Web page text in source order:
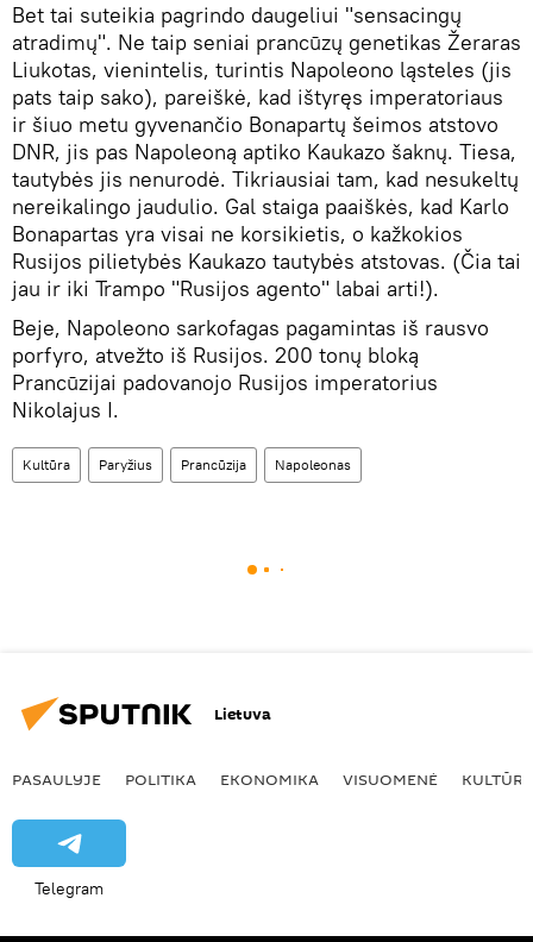
Bet tai suteikia pagrindo daugeliui "sensacingų
atradimų". Ne taip seniai prancūzų genetikas Žeraras
Liukotas, vienintelis, turintis Napoleono ląsteles (jis
pats taip sako), pareiškė, kad ištyręs imperatoriaus
ir šiuo metu gyvenančio Bonapartų šeimos atstovo
DNR, jis pas Napoleoną aptiko Kaukazo šaknų. Tiesa,
tautybės jis nenurodė. Tikriausiai tam, kad nesukeltų
nereikalingo jaudulio. Gal staiga paaiškės, kad Karlo
Bonapartas yra visai ne korsikietis, o kažkokios
Rusijos pilietybės Kaukazo tautybės atstovas. (Čia tai
jau ir iki Trampo "Rusijos agento" labai arti!).
Beje, Napoleono sarkofagas pagamintas iš rausvo
porfyro, atvežto iš Rusijos. 200 tonų bloką
Prancūzijai padovanojo Rusijos imperatorius
Nikolajus I.
Kultūra Paryžius Prancūzija Napoleonas
Lietuva
PASAULYJE POLITIKA EKONOMIKA VISUOMENĖ KULTŪRA
Telegram